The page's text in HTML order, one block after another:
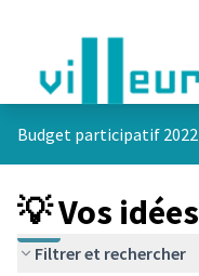
Budget participatif 2022
💡 Vos idées
Filtrer et rechercher